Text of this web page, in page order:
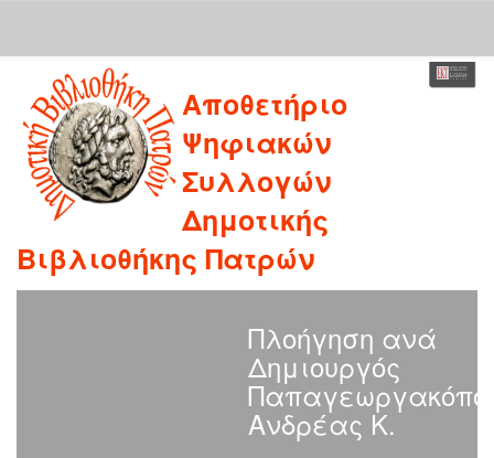
navigation
Αποθετήριο
Ψηφιακών
Συλλογών
Δημοτικής
Βιβλιοθήκης Πατρών
Πλοήγηση ανά
Δημιουργός
Ανδρέας Κ.